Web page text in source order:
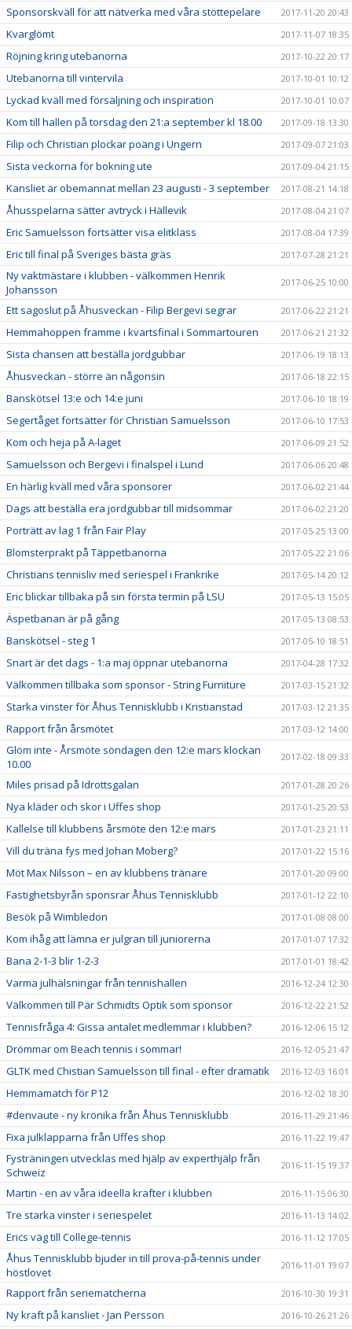
Sponsorskväll för att nätverka med våra stöttepelare 2017-11-20 20:43
Kvarglömt 2017-11-07 18:35
Röjning kring utebanorna 2017-10-22 20:17
Utebanorna till vintervila 2017-10-01 10:12
Lyckad kväll med försäljning och inspiration 2017-10-01 10:07
Kom till hallen på torsdag den 21:a september kl 18.00 2017-09-18 13:30
Filip och Christian plockar poäng i Ungern 2017-09-07 21:03
Sista veckorna för bokning ute 2017-09-04 21:15
Kansliet är obemannat mellan 23 augusti - 3 september 2017-08-21 14:18
Åhusspelarna sätter avtryck i Hällevik 2017-08-04 21:07
Eric Samuelsson fortsätter visa elitklass 2017-08-04 17:39
Eric till final på Sveriges bästa gräs 2017-07-28 21:21
Ny vaktmästare i klubben - välkommen Henrik
Johansson
2017-06-25 10:00
Ett sagoslut på Åhusveckan - Filip Bergevi segrar 2017-06-22 21:21
Hemmahoppen framme i kvartsfinal i Sommartouren 2017-06-21 21:32
Sista chansen att beställa jordgubbar 2017-06-19 18:13
Åhusveckan - större än någonsin 2017-06-18 22:15
Banskötsel 13:e och 14:e juni 2017-06-10 18:19
Segertåget fortsätter för Christian Samuelsson 2017-06-10 17:53
Kom och heja på A-laget 2017-06-09 21:52
Samuelsson och Bergevi i finalspel i Lund 2017-06-06 20:48
En härlig kväll med våra sponsorer 2017-06-02 21:44
Dags att beställa era jordgubbar till midsommar 2017-06-02 21:20
Porträtt av lag 1 från Fair Play 2017-05-25 13:00
Blomsterprakt på Täppetbanorna 2017-05-22 21:06
Christians tennisliv med seriespel i Frankrike 2017-05-14 20:12
Eric blickar tillbaka på sin första termin på LSU 2017-05-13 15:05
Äspetbanan är på gång 2017-05-13 08:53
Banskötsel - steg 1 2017-05-10 18:51
Snart är det dags - 1:a maj öppnar utebanorna 2017-04-28 17:32
Välkommen tillbaka som sponsor - String Furniture 2017-03-15 21:32
Starka vinster för Åhus Tennisklubb i Kristianstad 2017-03-12 21:35
Rapport från årsmötet 2017-03-12 14:00
Glöm inte - Årsmöte söndagen den 12:e mars klockan
10.00
2017-02-18 09:33
Miles prisad på Idrottsgalan 2017-01-28 20:26
Nya kläder och skor i Uffes shop 2017-01-25 20:53
Kallelse till klubbens årsmöte den 12:e mars 2017-01-23 21:11
Vill du träna fys med Johan Moberg? 2017-01-22 15:16
Möt Max Nilsson – en av klubbens tränare 2017-01-20 09:00
Fastighetsbyrån sponsrar Åhus Tennisklubb 2017-01-12 22:10
Besök på Wimbledon 2017-01-08 08:00
Kom ihåg att lämna er julgran till juniorerna 2017-01-07 17:32
Bana 2-1-3 blir 1-2-3 2017-01-01 18:42
Varma julhälsningar från tennishallen 2016-12-24 12:30
Välkommen till Pär Schmidts Optik som sponsor 2016-12-22 21:52
Tennisfråga 4: Gissa antalet medlemmar i klubben? 2016-12-06 15:12
Drömmar om Beach tennis i sommar! 2016-12-05 21:47
GLTK med Chistian Samuelsson till final - efter dramatik 2016-12-03 16:01
Hemmamatch för P12 2016-12-02 18:30
#denvaute - ny krönika från Åhus Tennisklubb 2016-11-29 21:46
Fixa julklapparna från Uffes shop 2016-11-22 19:47
Fysträningen utvecklas med hjälp av experthjälp från
Schweiz
2016-11-15 19:37
Martin - en av våra ideella krafter i klubben 2016-11-15 06:30
Tre starka vinster i seriespelet 2016-11-13 14:02
Erics väg till College-tennis 2016-11-12 17:05
Åhus Tennisklubb bjuder in till prova-på-tennis under
höstlovet
2016-11-01 19:07
Rapport från seriematcherna 2016-10-30 19:31
Ny kraft på kansliet - Jan Persson 2016-10-26 21:26